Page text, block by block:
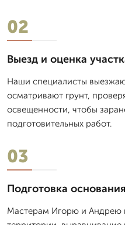
02
Выезд и оценка
Наши специалисты
осматривают грунт,
освещенности, чтобы
подготовительных работ.
03
Подготовка основания
Мастерам Игорю и Андрею